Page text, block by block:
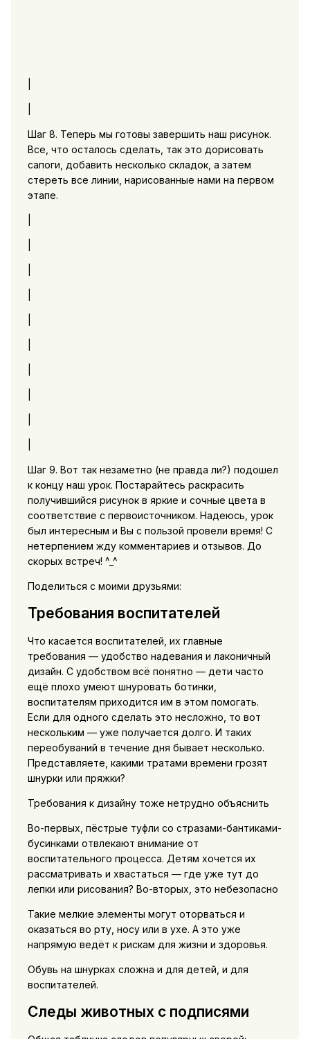
Шаг 8. Теперь мы готовы завершить наш рисунок.
Все, что осталось сделать, так это дорисовать
сапоги, добавить несколько складок, а затем
стереть все линии, нарисованные нами на первом
этапе.
Шаг 9. Вот так незаметно (не правда ли?) подошел
к концу наш урок. Постарайтесь раскрасить
получившийся рисунок в яркие и сочные цвета в
соответствие с первоисточником. Надеюсь, урок
был интересным и Вы с пользой провели время! С
нетерпением жду комментариев и отзывов. До
скорых встреч! ^_^
Поделиться с моими друзьями:
Требования воспитателей
Что касается воспитателей, их главные
требования — удобство надевания и лаконичный
дизайн. С удобством всё понятно — дети часто
ещё плохо умеют шнуровать ботинки,
воспитателям приходится им в этом помогать.
Если для одного сделать это несложно, то вот
нескольким — уже получается долго. И таких
переобуваний в течение дня бывает несколько.
Представляете, какими тратами времени грозят
шнурки или пряжки?
Требования к дизайну тоже нетрудно объяснить
Во-первых, пёстрые туфли со стразами-бантиками-
бусинками отвлекают внимание от
воспитательного процесса. Детям хочется их
рассматривать и хвастаться — где уже тут до
лепки или рисования? Во-вторых, это небезопасно
Такие мелкие элементы могут оторваться и
оказаться во рту, носу или в ухе. А это уже
напрямую ведёт к рискам для жизни и здоровья.
Обувь на шнурках сложна и для детей, и для
воспитателей.
Следы животных с подписями